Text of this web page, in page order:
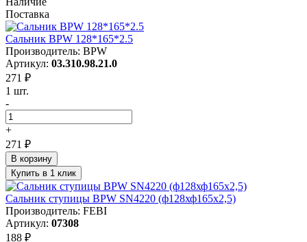
Поставка
Сальник BPW 128*165*2.5
Производитель: BPW
Артикул: 03.310.98.21.0
271 ₽
1 шт.
-
+
271 ₽
В корзину
Купить в 1 клик
Сальник ступицы BPW SN4220 (ф128хф165х2,5)
Производитель: FEBI
Артикул: 07308
188 ₽